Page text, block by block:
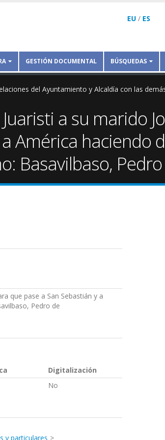
EU / ES
GESTIÓN DOCUMENTAL BÚSQUEDAS
del Ayuntamiento y Alcaldía con las
a su marido
América haciendo
Basavilbaso,
que pase a San Sebastián y a
Pedro de
Digitalización
No
y particulares